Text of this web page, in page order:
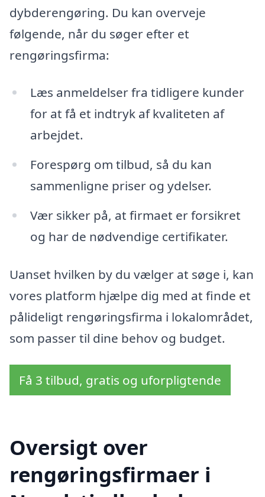
dybderengøring. Du kan overveje
følgende, når du søger efter et
rengøringsfirma:
Læs anmeldelser fra tidligere kunder
for at få et indtryk af kvaliteten af
arbejdet.
Forespørg om tilbud, så du kan
sammenligne priser og ydelser.
Vær sikker på, at firmaet er forsikret
og har de nødvendige certifikater.
Uanset hvilken by du vælger at søge i, kan
vores platform hjælpe dig med at finde et
pålideligt rengøringsfirma i lokalområdet,
som passer til dine behov og budget.
Få 3 tilbud, gratis og uforpligtende
Oversigt over
rengøringsfirmaer i